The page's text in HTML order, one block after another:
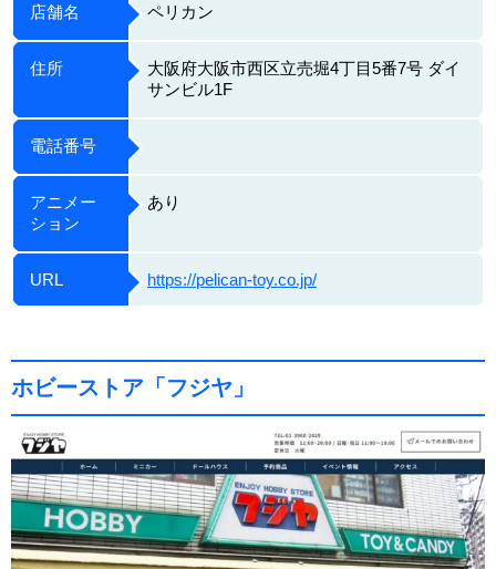
店舗名 ペリカン
住所
大阪府大阪市西区立売堀4丁目5番7号 ダイ
サンビル1F
電話番号
アニメー
ション
あり
URL https://pelican-toy.co.jp/
ホビーストア「フジヤ」